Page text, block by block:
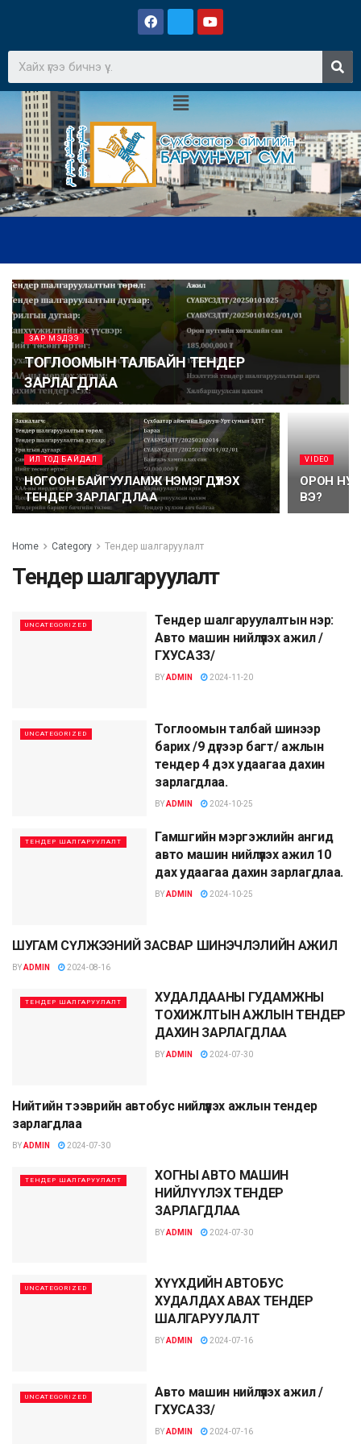
ЗАР МЭДЭЭ
ТОГЛООМЫН ТАЛБАЙН ТЕНДЕР
ЗАРЛАГДЛАА
ИЛ ТОД БАЙДАЛ
НОГООН БАЙГУУЛАМЖ НЭМЭГДҮҮЛЭХ
ТЕНДЕР ЗАРЛАГДЛАА
VIDEO
ОРОН
ВЭ?
Home Category Тендер шалгаруулалт
Тендер шалгаруулалт
UNCATEGORIZED
Тендер шалгаруулалтын нэр:
Авто машин нийлүүлэх ажил /
ГХУСАЗЗ/
BYADMIN 2024-11-20
UNCATEGORIZED
Тоглоомын талбай шинээр
барих /9 дүгээр багт/ ажлын
тендер 4 дэх удаагаа дахин
зарлагдлаа.
BYADMIN 2024-10-25
ТЕНДЕР ШАЛГАРУУЛАЛТ
Гамшгийн мэргэжлийн ангид
авто машин нийлүүлэх ажил 10
дах удаагаа дахин зарлагдлаа.
BYADMIN 2024-10-25
ТЕНДЕР ШАЛГАРУУЛАЛТ
ШУГАМ СҮЛЖЭЭНИЙ ЗАСВАР ШИНЭЧЛЭЛИЙН АЖИЛ
BYADMIN 2024-08-16
ТЕНДЕР ШАЛГАРУУЛАЛТ
ХУДАЛДААНЫ ГУДАМЖНЫ
ТОХИЖЛТЫН АЖЛЫН ТЕНДЕР
ДАХИН ЗАРЛАГДЛАА
BYADMIN 2024-07-30
ТЕНДЕР ШАЛГАРУУЛАЛТ
Нийтийн тээврийн автобус нийлүүлэх ажлын тендер
зарлагдлаа
BYADMIN 2024-07-30
ТЕНДЕР ШАЛГАРУУЛАЛТ
ХОГНЫ АВТО МАШИН
НИЙЛҮҮЛЭХ ТЕНДЕР
ЗАРЛАГДЛАА
BYADMIN 2024-07-30
UNCATEGORIZED
ХҮҮХДИЙН АВТОБУС
ХУДАЛДАХ АВАХ ТЕНДЕР
ШАЛГАРУУЛАЛТ
BYADMIN 2024-07-16
UNCATEGORIZED
Авто машин нийлүүлэх ажил /
ГХУСАЗЗ/
BYADMIN 2024-07-16